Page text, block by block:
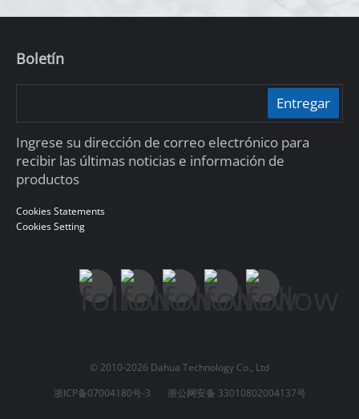
Boletín
Entregar
Ingrese su dirección de correo electrónico para
recibir las últimas noticias e información de
productos
Cookies Statements
Cookies Setting
© 2010-2026 Dahua Technology Co., Ltd
浙ICP备07004180号-3
浙公网安备 33010802004137号